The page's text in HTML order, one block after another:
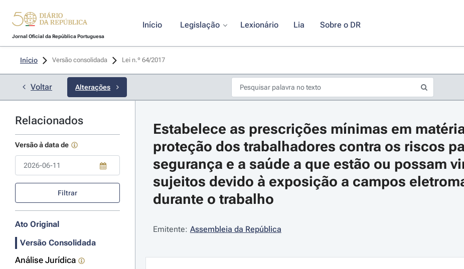
Jornal Oficial da República Portuguesa
Início Legislação Lexionário Lia Sobre o DR
Início Versão consolidada Lei n.º 64/2017
Voltar Alterações
Relacionados
Versão à data de
Use a tecla de seta para baixo para abrir o calendário; Use as teclas de seta para navegar pelos dias do calendário; Use cmd ou ctrl + seta para
Filtrar
Ato Original
Versão Consolidada
Análise Jurídica
Estabelece as prescrições mínimas em
proteção dos trabalhadores contra os riscos
segurança e a saúde a que estão ou possam
sujeitos devido à exposição a campos
durante o trabalho
Emitente: Assembleia da República